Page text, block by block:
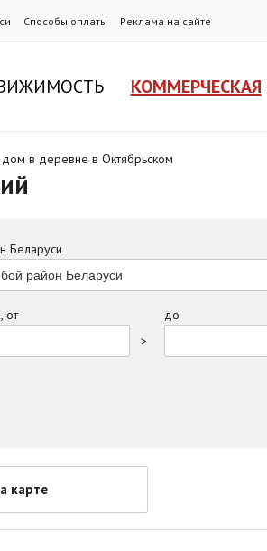
Способы оплаты Реклама на сайте
КОММЕРЧЕСКАЯ
дом в деревне в Октябрьском
Беларуси
район Беларуси
от
>
до
карте